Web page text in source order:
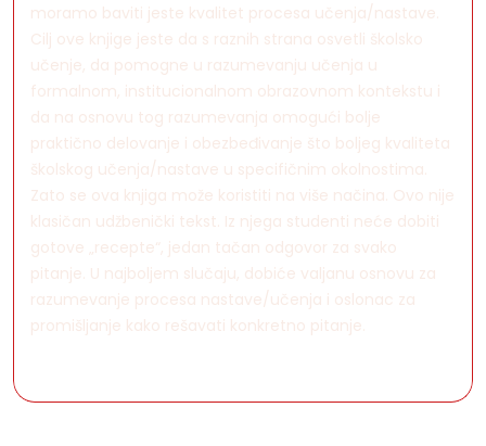
moramo baviti jeste kvalitet procesa učenja/nastave.
Cilj ove knjige jeste da s raznih strana osvetli školsko
učenje, da pomogne u razumevanju učenja u
formalnom, institucionalnom obrazovnom kontekstu i
da na osnovu tog razumevanja omogući bolje
praktično delovanje i obezbeđivanje što boljeg kvaliteta
školskog učenja/nastave u specifičnim okolnostima.
Zato se ova knjiga može koristiti na više načina. Ovo nije
klasičan udžbenički tekst. Iz njega studenti neće dobiti
gotove „recepte“, jedan tačan odgovor za svako
pitanje. U najboljem slučaju, dobiće valjanu osnovu za
razumevanje procesa nastave/učenja i oslonac za
promišljanje kako rešavati konkretno pitanje.